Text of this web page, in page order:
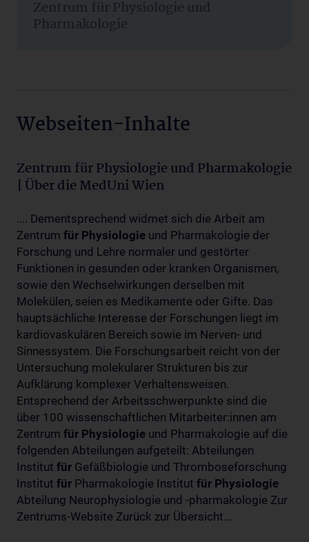
Zentrum für Physiologie und
Pharmakologie
Webseiten-Inhalte
Zentrum für Physiologie und Pharmakologie
| Über die MedUni Wien
.... Dementsprechend widmet sich die Arbeit am
Zentrum für Physiologie und Pharmakologie der
Forschung und Lehre normaler und gestörter
Funktionen in gesunden oder kranken Organismen,
sowie den Wechselwirkungen derselben mit
Molekülen, seien es Medikamente oder Gifte. Das
hauptsächliche Interesse der Forschungen liegt im
kardiovaskulären Bereich sowie im Nerven- und
Sinnessystem. Die Forschungsarbeit reicht von der
Untersuchung molekularer Strukturen bis zur
Aufklärung komplexer Verhaltensweisen.
Entsprechend der Arbeitsschwerpunkte sind die
über 100 wissenschaftlichen Mitarbeiter:innen am
Zentrum für Physiologie und Pharmakologie auf die
folgenden Abteilungen aufgeteilt: Abteilungen
Institut für Gefäßbiologie und Thromboseforschung
Institut für Pharmakologie Institut für Physiologie
Abteilung Neurophysiologie und -pharmakologie Zur
Zentrums-Website Zurück zur Übersicht...